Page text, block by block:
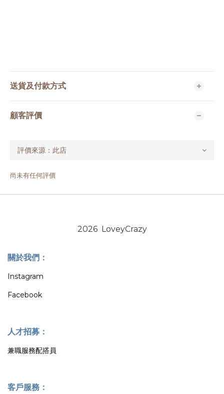
送貨及付款方式
顧客評價
尚未有任何評價
2026 LoveyCrazy
關於我們：
Instagram
Facebook
人才招募：
兼職服務配搭員
客戶服務：